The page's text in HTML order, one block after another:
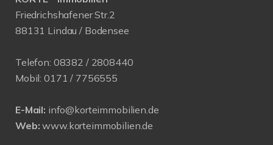
Friedrichshafener Str.2
88131 Lindau / Bodensee
Telefon: 08382 / 2808440
Mobil: 0171 / 7756555
E-Mail: info@korteimmobilien.de
Web: www.korteimmobilien.de